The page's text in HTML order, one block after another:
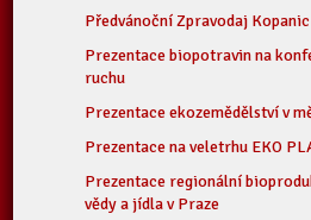
Předvánoční Zpravodaj Kopanic
Prezentace biopotravin na
ruchu
Prezentace ekozemědělství v
Prezentace na veletrhu EKO
Prezentace regionální
vědy a jídla v Praze